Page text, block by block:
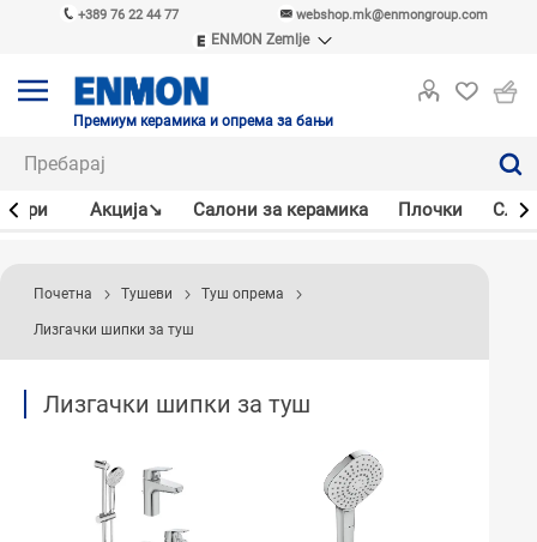
+389 76 22 44 77 webshop.mk@enmongroup.com
ENMON Zemlje
ENMON MKD
Премиум керамика и опрема за бањи
Акцијa↘ Салони за керамика Плочки
Почетна Тушеви Туш опрема
Лизгачки шипки за туш
Лизгачки шипки за туш